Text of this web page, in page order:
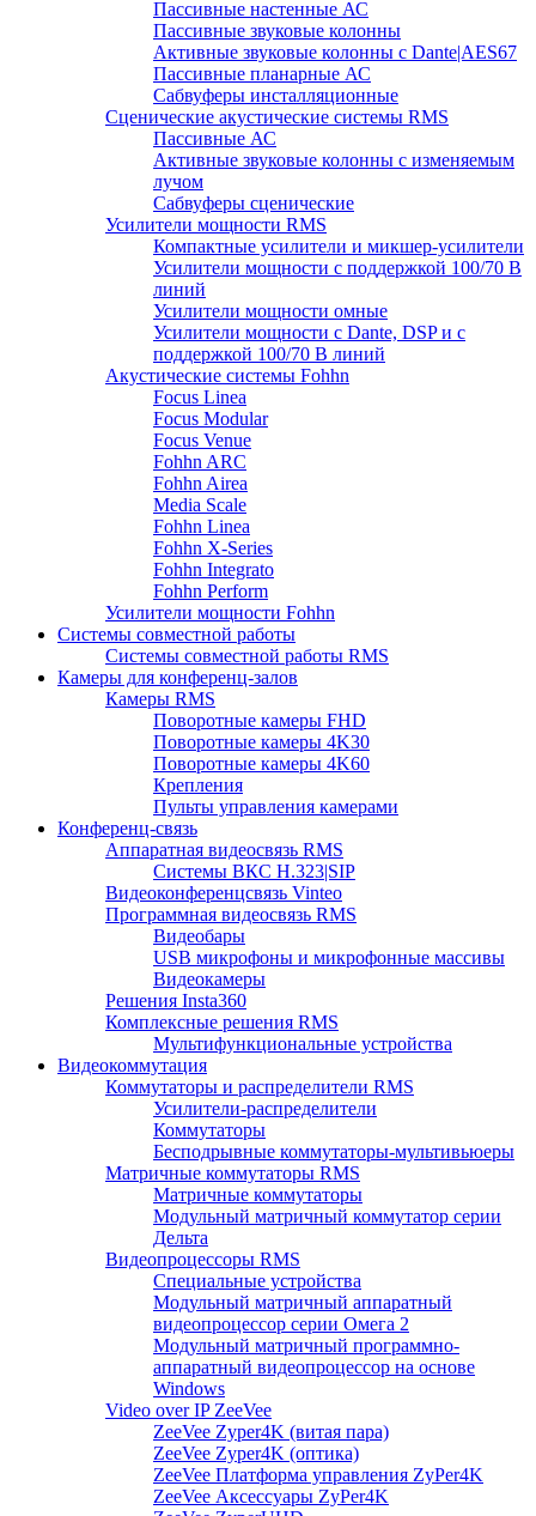
Пассивные настенные АС
Пассивные звуковые колонны
Активные звуковые колонны с Dante|AES67
Пассивные планарные АС
Сабвуферы инсталляционные
Сценические акустические системы RMS
Пассивные АС
Активные звуковые колонны с изменяемым
лучом
Сабвуферы сценические
Усилители мощности RMS
Компактные усилители и микшер-усилители
Усилители мощности с поддержкой 100/70 В
линий
Усилители мощности омные
Усилители мощности с Dante, DSP и с
поддержкой 100/70 В линий
Акустические системы Fohhn
Focus Linea
Focus Modular
Focus Venue
Fohhn ARC
Fohhn Airea
Media Scale
Fohhn Linea
Fohhn X-Series
Fohhn Integrato
Fohhn Perform
Усилители мощности Fohhn
Системы совместной работы
Системы совместной работы RMS
Камеры для конференц-залов
Камеры RMS
Поворотные камеры FHD
Поворотные камеры 4K30
Поворотные камеры 4K60
Крепления
Пульты управления камерами
Конференц-связь
Аппаратная видеосвязь RMS
Системы ВКС H.323|SIP
Видеоконференцсвязь Vinteo
Программная видеосвязь RMS
Видеобары
USB микрофоны и микрофонные массивы
Видеокамеры
Решения Insta360
Комплексные решения RMS
Мультифункциональные устройства
Видеокоммутация
Коммутаторы и распределители RMS
Усилители-распределители
Коммутаторы
Бесподрывные коммутаторы-мультивьюеры
Матричные коммутаторы RMS
Матричные коммутаторы
Модульный матричный коммутатор серии
Дельта
Видеопроцессоры RMS
Специальные устройства
Модульный матричный аппаратный
видеопроцессор серии Омега 2
Модульный матричный программно-
аппаратный видеопроцессор на основе
Windows
Video over IP ZeeVee
ZeeVee Zyper4K (витая пара)
ZeeVee Zyper4K (оптика)
ZeeVee Платформа управления ZyPer4K
ZeeVee Аксессуары ZyPer4K